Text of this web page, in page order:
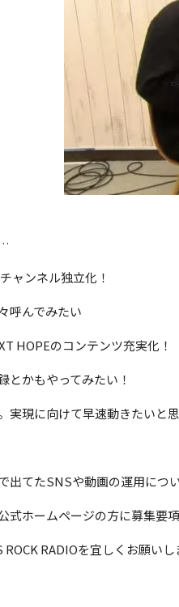
ャンネル独立化！
呼んでみたい
HOPEのコンテンツ充実化！
かもやってみたい！
実現に向けて早速動きたいと
出てたSNSや動画の運用につ
式ホームページの方に募集要
RADIOを宜しくお願いし